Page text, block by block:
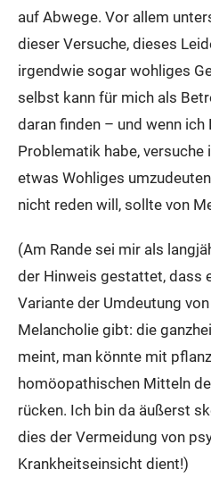
auf Abwege. Vor allem
dieser Versuche, dieses
irgendwie sogar wohliges
selbst kann für mich als
daran finden – und wenn
Problematik habe, versuche
etwas Wohliges
nicht reden will, sollte von
(Am Rande sei mir als
der Hinweis gestattet, dass
Variante der Umdeutung
Melancholie gibt: die
meint, man könnte mit
homöopathischen Mitteln
rücken. Ich bin da äußerst
dies der Vermeidung von
Krankheitseinsicht dient!)